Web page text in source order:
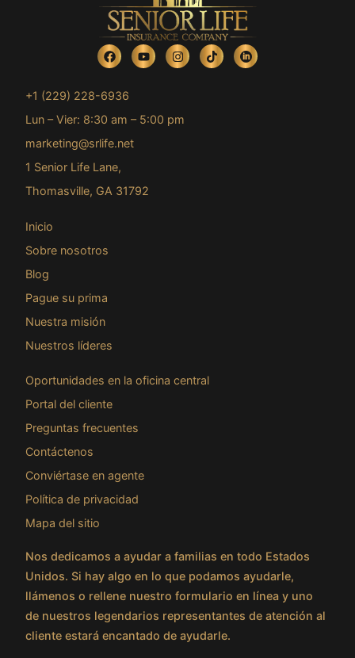
+1 (229) 228-6936
Lun – Vier: 8:30 am – 5:00 pm
marketing@srlife.net
1 Senior Life Lane,
Thomasville, GA 31792
Inicio
Sobre nosotros
Blog
Pague su prima
Nuestra misión
Nuestros líderes
Oportunidades en la oficina central
Portal del cliente
Preguntas frecuentes
Contáctenos
Conviértase en agente
Política de privacidad
Mapa del sitio
Nos dedicamos a ayudar a familias en todo Estados
Unidos. Si hay algo en lo que podamos ayudarle,
llámenos o rellene nuestro formulario en línea y uno
de nuestros legendarios representantes de atención al
cliente estará encantado de ayudarle.